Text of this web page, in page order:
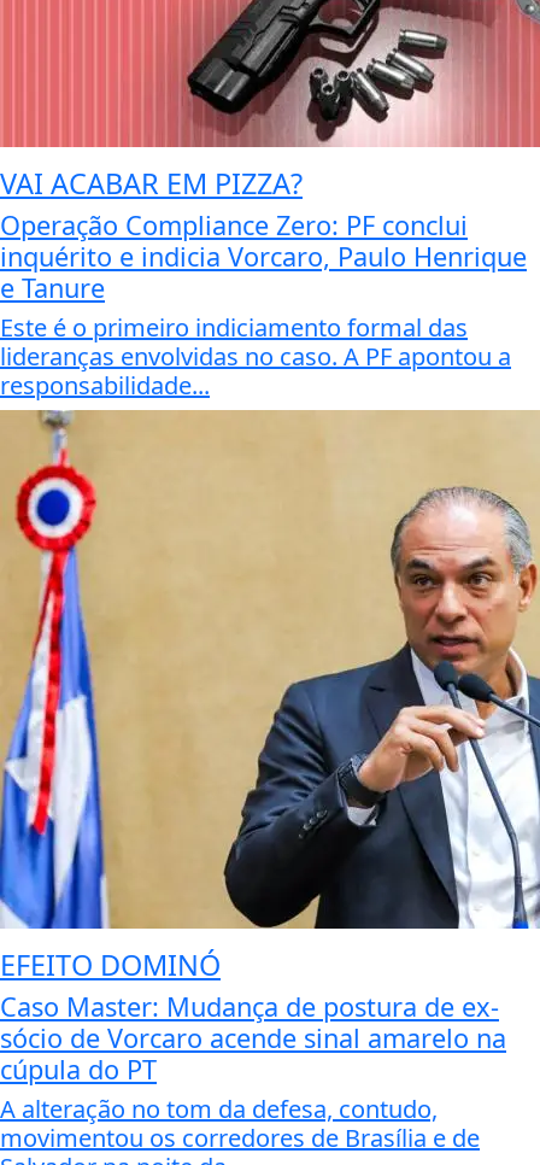
VAI ACABAR EM PIZZA?
Operação Compliance Zero: PF conclui
inquérito e indicia Vorcaro, Paulo Henrique
e Tanure
Este é o primeiro indiciamento formal das
lideranças envolvidas no caso. A PF apontou a
responsabilidade...
EFEITO DOMINÓ
Caso Master: Mudança de postura de ex-
sócio de Vorcaro acende sinal amarelo na
cúpula do PT
A alteração no tom da defesa, contudo,
movimentou os corredores de Brasília e de